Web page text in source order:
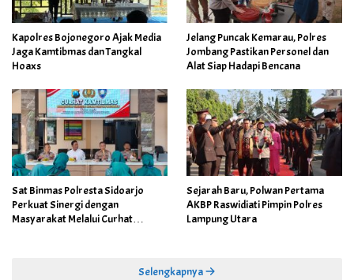
Kapolres Bojonegoro Ajak Media
Jaga Kamtibmas dan Tangkal
Hoaxs
Jelang Puncak Kemarau, Polres
Jombang Pastikan Personel dan
Alat Siap Hadapi Bencana
Sat Binmas Polresta Sidoarjo
Perkuat Sinergi dengan
Masyarakat Melalui Curhat
Sejarah Baru, Polwan Pertama
AKBP Raswidiati Pimpin Polres
Lampung Utara
Selengkapnya